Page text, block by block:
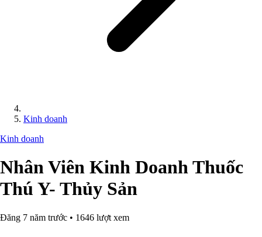
Kinh doanh
Kinh doanh
Nhân Viên Kinh Doanh Thuốc
Thú Y- Thủy Sản
Đăng 7 năm trước • 1646 lượt xem